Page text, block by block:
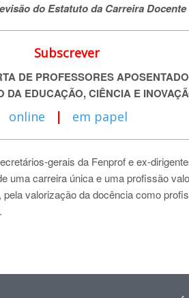
do Estatuto da Carreira Docente
Subscrever
DE PROFESSORES
DA EDUCAÇÃO, CIÊNCIA E
online | em papel
gerais da Fenprof e ex-
uma carreira única e uma profissão
valorização da docência como